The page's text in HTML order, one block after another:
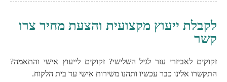
לקבלת ייעוץ מקצועית והצעת מחיר צרו
קשר
זקוקים לאביזרי עזר לגיל השלישי? זקוקים לייעוץ אישי והתאמה?
התקשרו אלינו כבר עכשיו ותהנו משירות אישי עד בית הלקוח.